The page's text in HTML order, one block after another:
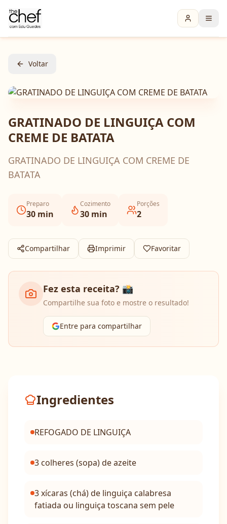
Voltar
GRATINADO DE LINGUIÇA COM
CREME DE BATATA
GRATINADO DE LINGUIÇA COM CREME DE
BATATA
Preparo
30 min
Cozimento
30 min
Porções
2
Compartilhar Imprimir Favoritar
Fez esta receita? 📸
Compartilhe sua foto e mostre o resultado!
Entre para compartilhar
Ingredientes
REFOGADO DE LINGUIÇA
3 colheres (sopa) de azeite
3 xícaras (chá) de linguiça calabresa
fatiada ou linguiça toscana sem pele